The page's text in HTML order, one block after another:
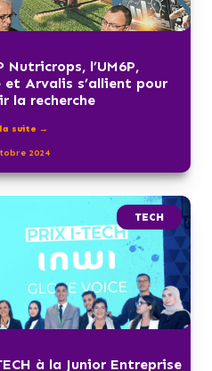
Nutricrops, l’UM6P,
et Arvalis s’allient pour
la recherche
suite →
2024
TECH
à la Junior Entreprise